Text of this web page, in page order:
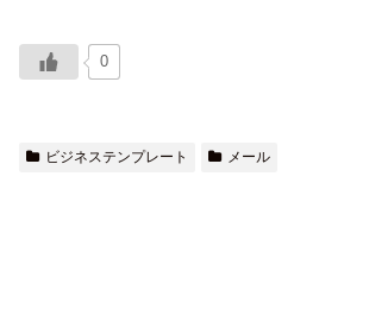
0
ビジネステンプレート メール